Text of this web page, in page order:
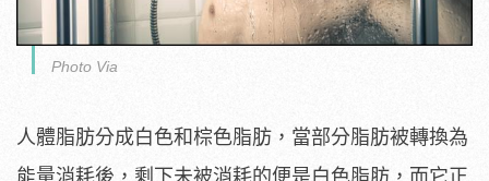
Photo Via
人體脂肪分成白色和棕色脂肪，當部分脂肪被轉換為